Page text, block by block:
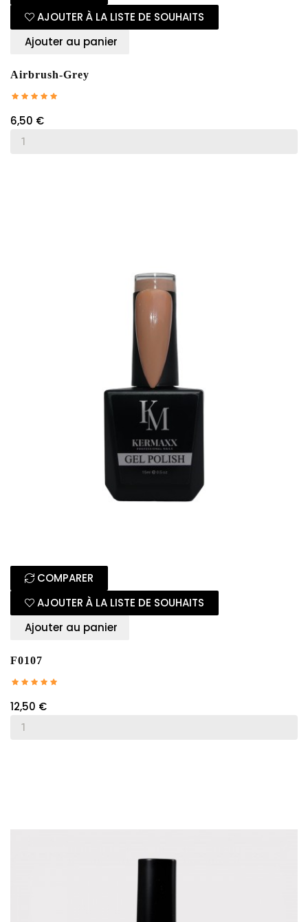
AJOUTER À LA LISTE DE SOUHAITS
Ajouter au panier
Airbrush-Grey
6,50 €
COMPARER
AJOUTER À LA LISTE DE SOUHAITS
Ajouter au panier
F0107
12,50 €